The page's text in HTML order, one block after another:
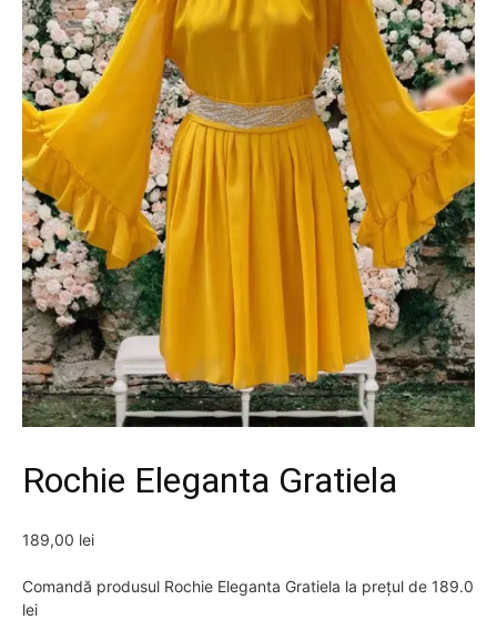
Rochie Eleganta Gratiela
189,00 lei
Comandă produsul Rochie Eleganta Gratiela la prețul de 189.0
lei